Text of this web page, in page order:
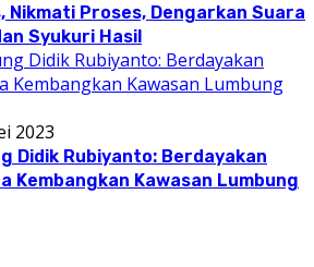
Nikmati Proses, Dengarkan Suara
Syukuri Hasil
2023
Didik Rubiyanto: Berdayakan
Kembangkan Kawasan Lumbung